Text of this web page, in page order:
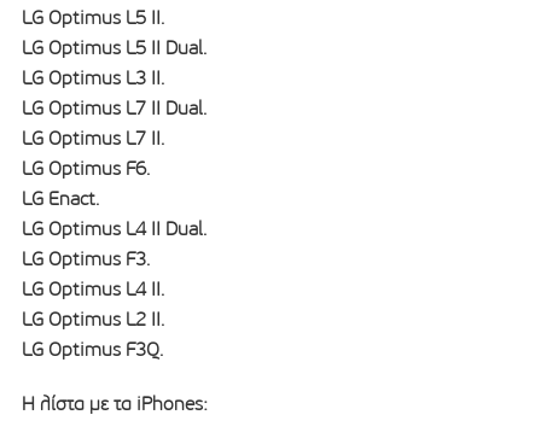
LG Optimus L5 II.
LG Optimus L5 II Dual.
LG Optimus L3 II.
LG Optimus L7 II Dual.
LG Optimus L7 II.
LG Optimus F6.
LG Enact.
LG Optimus L4 II Dual.
LG Optimus F3.
LG Optimus L4 II.
LG Optimus L2 II.
LG Optimus F3Q.
Η λίστα με τα iPhones: